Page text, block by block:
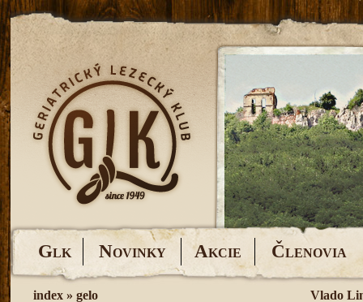
GLK NOVINKY AKCIE ČLENOVIA
index » gelo Vlado